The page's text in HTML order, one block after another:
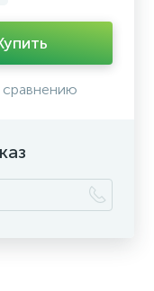
сравнению